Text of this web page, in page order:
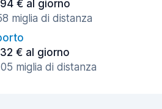
€ al giorno
miglia di distanza
€ al giorno
miglia di distanza